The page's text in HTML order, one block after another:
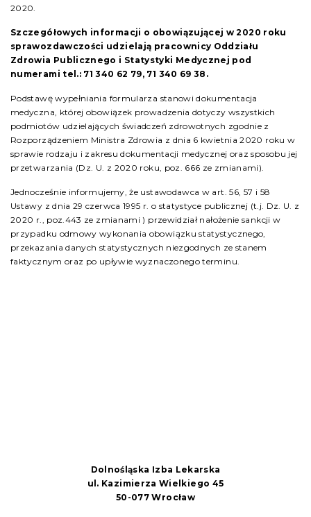
2020.
Szczegółowych informacji o obowiązującej w 2020 roku
sprawozdawczości udzielają pracownicy Oddziału
Zdrowia Publicznego i Statystyki Medycznej pod
numerami tel.: 71 340 62 79, 71 340 69 38.
Podstawę wypełniania formularza stanowi dokumentacja
medyczna, której obowiązek prowadzenia dotyczy wszystkich
podmiotów udzielających świadczeń zdrowotnych zgodnie z
Rozporządzeniem Ministra Zdrowia z dnia 6 kwietnia 2020 roku w
sprawie rodzaju i zakresu dokumentacji medycznej oraz sposobu jej
przetwarzania (Dz. U. z 2020 roku, poz. 666 ze zmianami).
Jednocześnie informujemy, że ustawodawca w art. 56, 57 i 58
Ustawy z dnia 29 czerwca 1995 r. o statystyce publicznej (t.j. Dz. U. z
2020 r., poz.443 ze zmianami ) przewidział nałożenie sankcji w
przypadku odmowy wykonania obowiązku statystycznego,
przekazania danych statystycznych niezgodnych ze stanem
faktycznym oraz po upływie wyznaczonego terminu.
Dolnośląska Izba Lekarska
ul. Kazimierza Wielkiego 45
50-077 Wrocław